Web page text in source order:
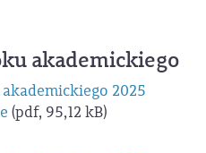
akademickiego
2025
(pdf, 95,12 kB)